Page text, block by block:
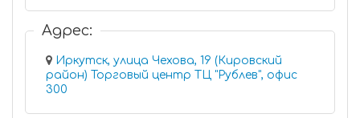
Адрес:
Иркутск, улица Чехова, 19 (Кировский
район) Торговый центр ТЦ "Рублев", офис
300